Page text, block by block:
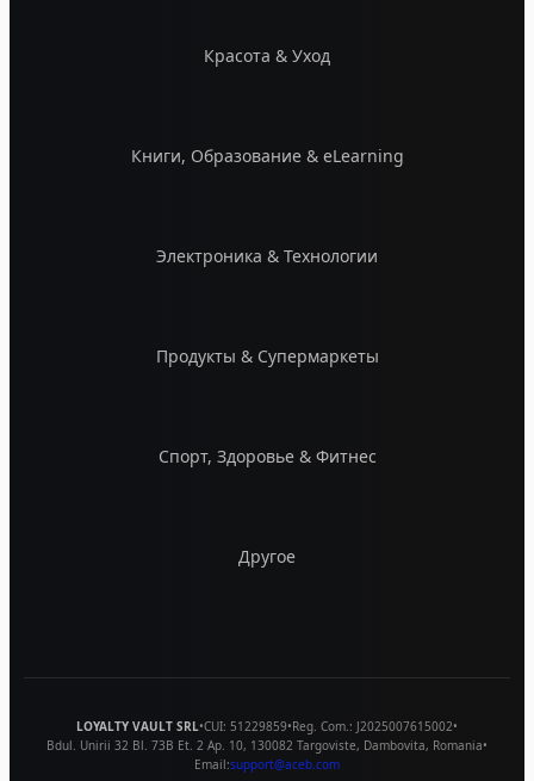
Красота & Уход
Книги, Образование & eLearning
Электроника & Технологии
Продукты & Супермаркеты
Спорт, Здоровье & Фитнес
Другое
LOYALTY VAULT SRL•CUI: 51229859•Reg. Com.: J2025007615002•
Bdul. Unirii 32 Bl. 73B Et. 2 Ap. 10, 130082 Targoviste, Dambovita, Romania•
Email:support@aceb.com